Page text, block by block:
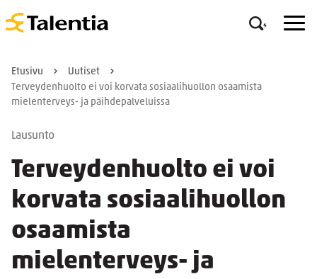
Etusivu
Uutiset
Terveydenhuolto ei voi korvata sosiaalihuollon osaamista
mielenterveys- ja päihdepalveluissa
Lausunto
Terveydenhuolto ei voi
korvata sosiaalihuollon
osaamista
mielenterveys- ja